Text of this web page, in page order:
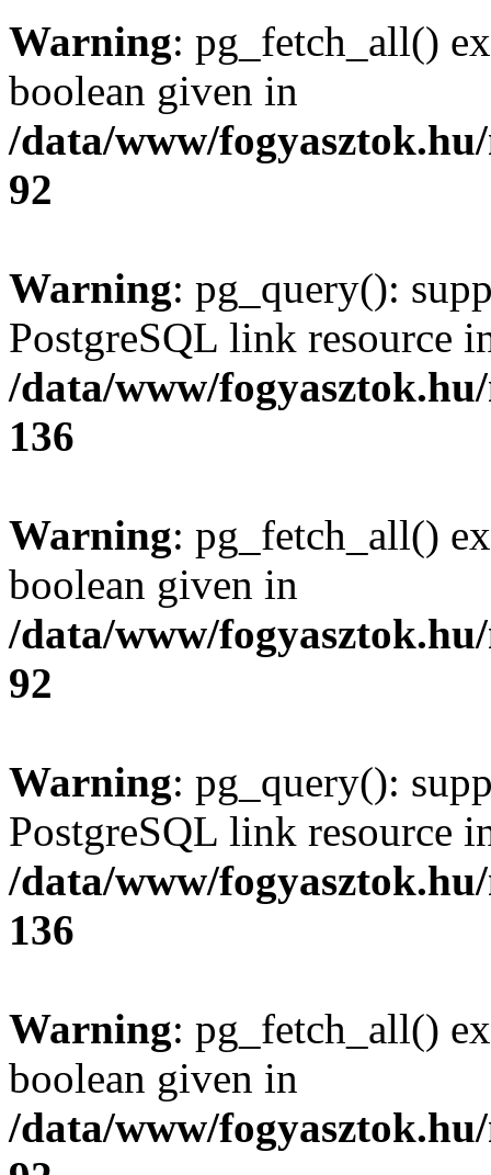
Warning: pg_fetch_all()
boolean given in
/data/www/
92
Warning: pg_query():
PostgreSQL link resource
/data/www/
136
Warning: pg_fetch_all()
boolean given in
/data/www/
92
Warning: pg_query():
PostgreSQL link resource
/data/www/
136
Warning: pg_fetch_all()
boolean given in
/data/www/